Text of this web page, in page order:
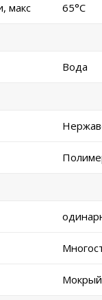
макс 65°C
Вода
Мокрый